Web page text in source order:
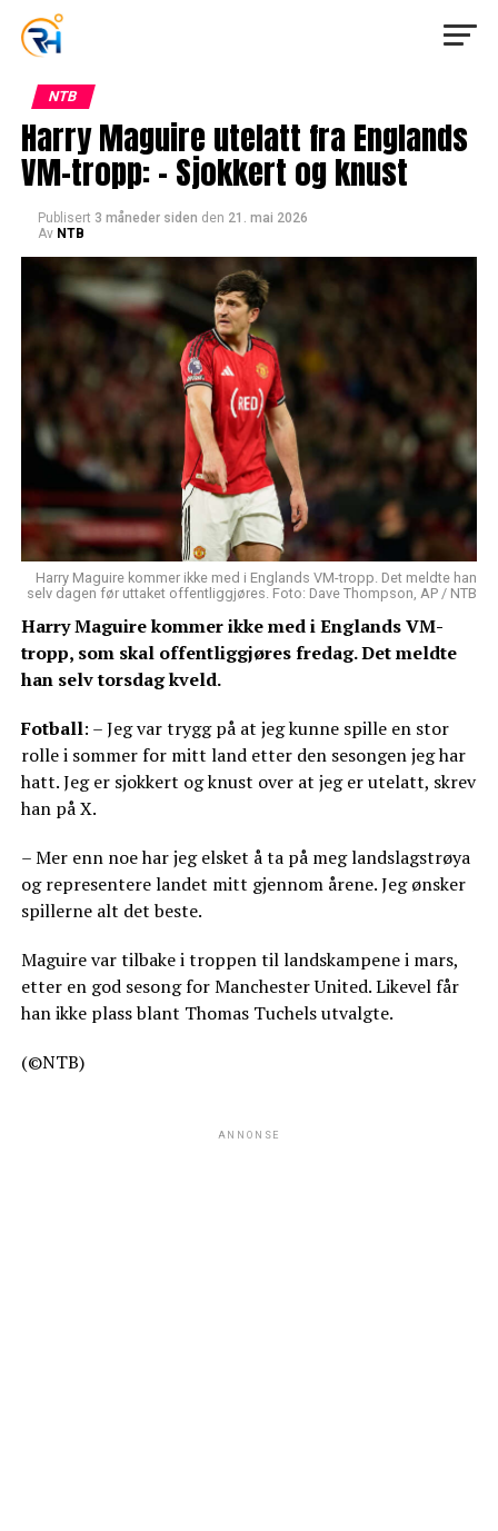
NTB
Harry Maguire utelatt fra Englands
VM-tropp: – Sjokkert og knust
Publisert 3 måneder siden den 21. mai 2026
Av NTB
Harry Maguire kommer ikke med i Englands VM-tropp. Det meldte han
selv dagen før uttaket offentliggjøres. Foto: Dave Thompson, AP / NTB
Harry Maguire kommer ikke med i Englands VM-
tropp, som skal offentliggjøres fredag. Det meldte
han selv torsdag kveld.
Fotball: – Jeg var trygg på at jeg kunne spille en stor
rolle i sommer for mitt land etter den sesongen jeg har
hatt. Jeg er sjokkert og knust over at jeg er utelatt, skrev
han på X.
– Mer enn noe har jeg elsket å ta på meg landslagstrøya
og representere landet mitt gjennom årene. Jeg ønsker
spillerne alt det beste.
Maguire var tilbake i troppen til landskampene i mars,
etter en god sesong for Manchester United. Likevel får
han ikke plass blant Thomas Tuchels utvalgte.
(©NTB)
ANNONSE